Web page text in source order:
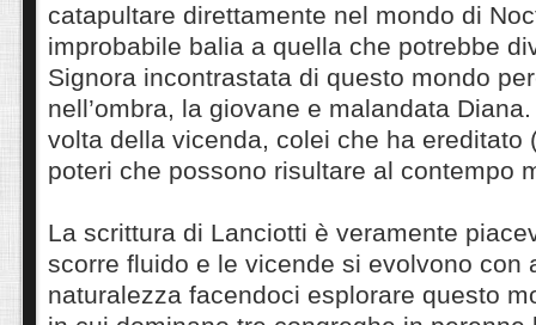
catapultare direttamente nel mondo di
improbabile balia a quella che potrebbe
Signora incontrastata di questo mondo
nell’ombra, la giovane e malandata
volta della vicenda, colei che ha ereditato
poteri che possono risultare al contempo
La scrittura di Lanciotti è veramente
scorre fluido e le vicende si evolvono con
naturalezza facendoci esplorare questo